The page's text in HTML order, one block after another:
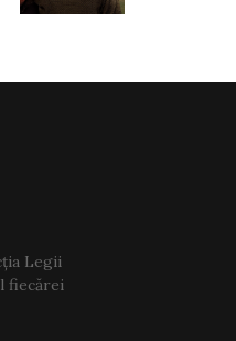
Legii
fiecărei